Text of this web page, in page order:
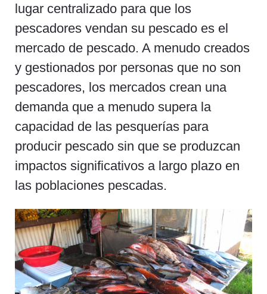
lugar centralizado para que los
pescadores vendan su pescado es el
mercado de pescado. A menudo creados
y gestionados por personas que no son
pescadores, los mercados crean una
demanda que a menudo supera la
capacidad de las pesquerías para
producir pescado sin que se produzcan
impactos significativos a largo plazo en
las poblaciones pescadas.